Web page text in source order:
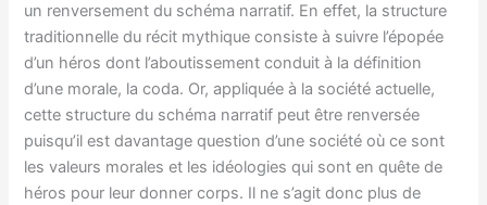
un renversement du schéma narratif. En effet, la structure
traditionnelle du récit mythique consiste à suivre l’épopée
d’un héros dont l’aboutissement conduit à la définition
d’une morale, la coda. Or, appliquée à la société actuelle,
cette structure du schéma narratif peut être renversée
puisqu’il est davantage question d’une société où ce sont
les valeurs morales et les idéologies qui sont en quête de
héros pour leur donner corps. Il ne s’agit donc plus de